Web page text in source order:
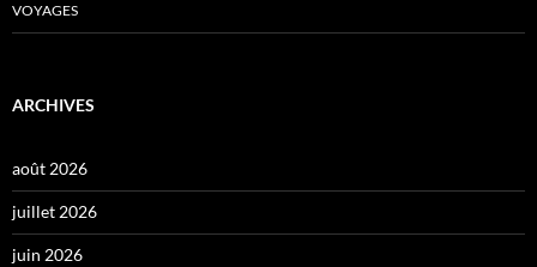
VOYAGES
ARCHIVES
août 2026
juillet 2026
juin 2026